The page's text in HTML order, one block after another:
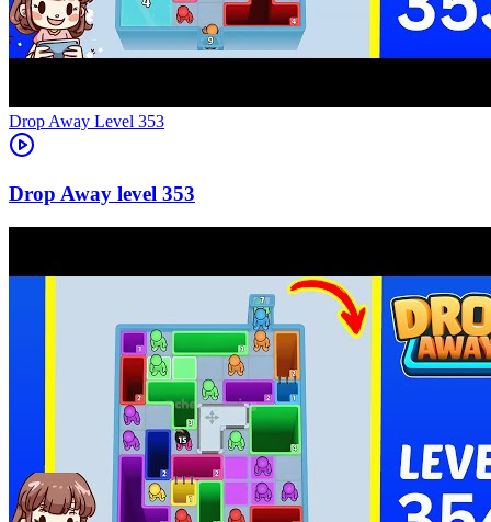
Level 353
353